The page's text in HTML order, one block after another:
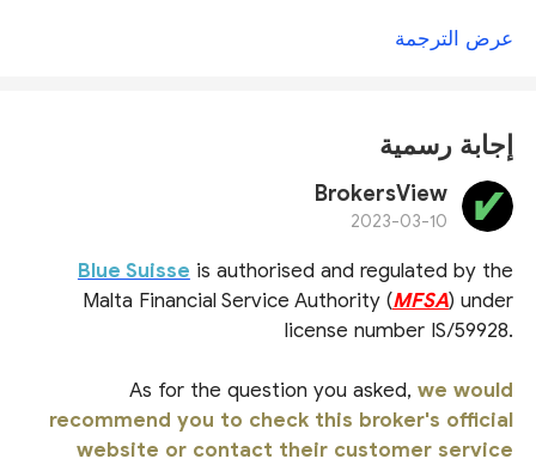
عرض الترجمة
إجابة رسمية
BrokersView
2023-03-10
Blue Suisse is authorised and regulated by the
Malta Financial Service Authority (MFSA) under
license number IS/59928.
As for the question you asked, we would
recommend you to check this broker's official
website or contact their customer service